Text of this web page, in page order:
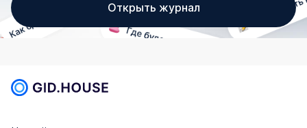
Открыть журнал